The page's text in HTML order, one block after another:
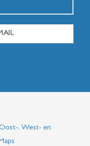
, West- en